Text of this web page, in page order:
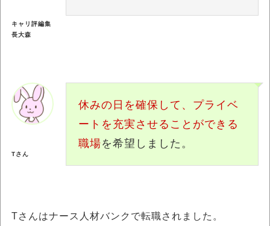
キャリ評編集
長大森
休みの日を確保して、プライベ
ートを充実させることができる
職場を希望しました。
Tさん
Tさんはナース人材バンクで転職されました。